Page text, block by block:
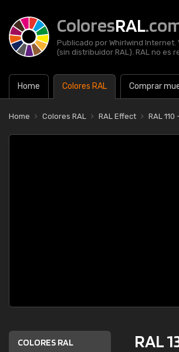
ColoresRAL
Publicado por Whirlwind
(sin distribuidor RAL). RAL no es
Home Colores RAL Comprar
Home Colores RAL RAL Effect RAL 110
COLORES RAL RAL